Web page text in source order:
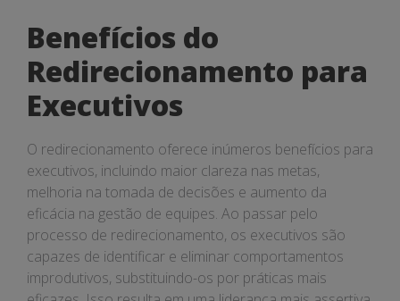
Benefícios do
Redirecionamento para
Executivos
O redirecionamento oferece inúmeros benefícios para
executivos, incluindo maior clareza nas metas,
melhoria na tomada de decisões e aumento da
eficácia na gestão de equipes. Ao passar pelo
processo de redirecionamento, os executivos são
capazes de identificar e eliminar comportamentos
improdutivos, substituindo-os por práticas mais